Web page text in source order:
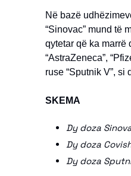
Në bazë
“Sinovac” mund të
qytetar që ka marrë
“AstraZeneca”,
ruse “Sputnik V”, si
SKEMA
Dy doza
Dy doza
Dy doza